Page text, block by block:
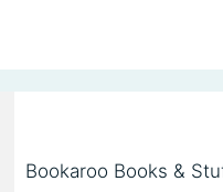
Bookaroo Books &